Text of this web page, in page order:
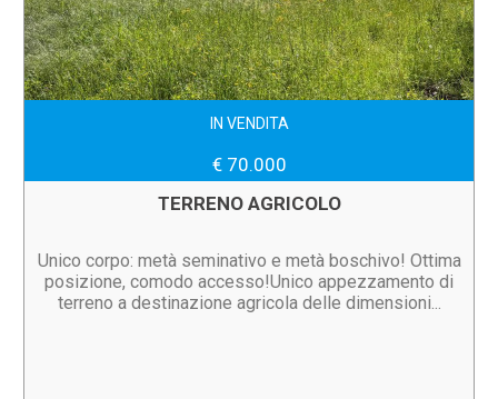
IN VENDITA
€ 70.000
TERRENO AGRICOLO
Unico corpo: metà seminativo e metà boschivo! Ottima
posizione, comodo accesso!Unico appezzamento di
terreno a destinazione agricola delle dimensioni...